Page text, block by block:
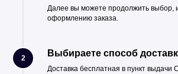
Далее вы можете продолжить выбор,
оформлению заказа.
2 Выбираете способ
Доставка бесплатная в пункт выдачи